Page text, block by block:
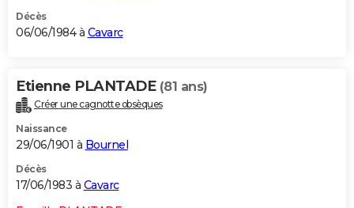
Décès
06/06/1984 à Cavarc
Etienne PLANTADE (81 ans)
Créer une cagnotte obsèques
Naissance
29/06/1901 à Bournel
Décès
17/06/1983 à Cavarc